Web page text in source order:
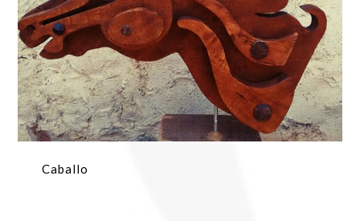
Caballo